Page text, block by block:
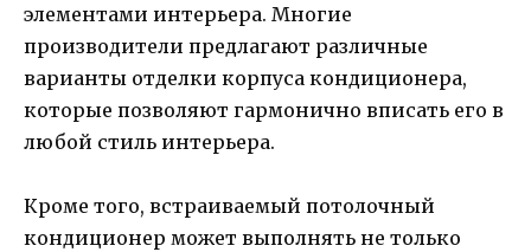
элементами интерьера. Многие
производители предлагают различные
варианты отделки корпуса кондиционера,
которые позволяют гармонично вписать его в
любой стиль интерьера.
Кроме того, встраиваемый потолочный
кондиционер может выполнять не только